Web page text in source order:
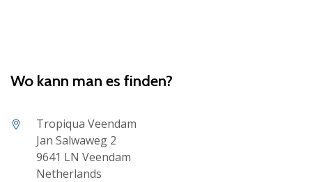
Wo kann man es finden?
Tropiqua Veendam
Jan Salwaweg 2
9641 LN Veendam
Netherlands